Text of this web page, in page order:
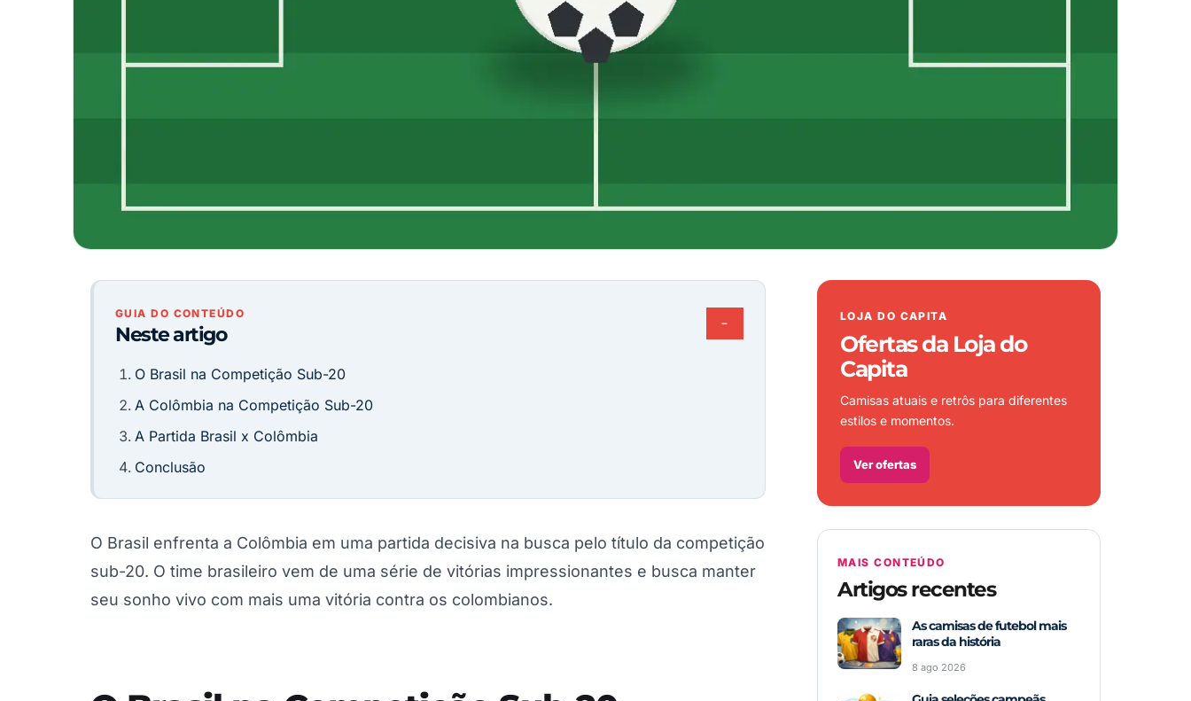
GUIA DO CONTEÚDO
Neste artigo −
O Brasil na Competição Sub-20
A Colômbia na Competição Sub-20
A Partida Brasil x Colômbia
Conclusão
O Brasil enfrenta a Colômbia em uma partida decisiva na busca pelo título da competição
sub-20. O time brasileiro vem de uma série de vitórias impressionantes e busca manter
seu sonho vivo com mais uma vitória contra os colombianos.
LOJA DO CAPITA
Ofertas da Loja do
Capita
Camisas atuais e retrôs para diferentes
estilos e momentos.
Ver ofertas
MAIS CONTEÚDO
Artigos recentes
As camisas de futebol mais
raras da história
8 ago 2026